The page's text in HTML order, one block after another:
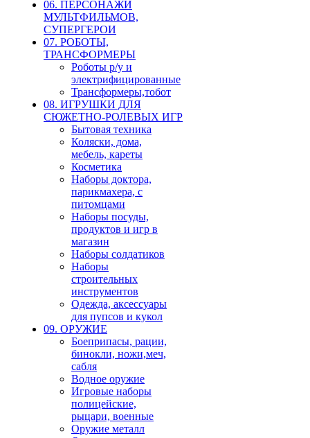
06. ПЕРСОНАЖИ
МУЛЬТФИЛЬМОВ,
СУПЕРГЕРОИ
07. РОБОТЫ,
ТРАНСФОРМЕРЫ
Роботы р/у и
электрифицированные
Трансформеры,тобот
08. ИГРУШКИ ДЛЯ
СЮЖЕТНО-РОЛЕВЫХ ИГР
Бытовая техника
Коляски, дома,
мебель, кареты
Косметика
Наборы доктора,
парикмахера, с
питомцами
Наборы посуды,
продуктов и игр в
магазин
Наборы солдатиков
Наборы
строительных
инструментов
Одежда, аксессуары
для пупсов и кукол
09. ОРУЖИЕ
Боеприпасы, рации,
бинокли, ножи,меч,
сабля
Водное оружие
Игровые наборы
полицейские,
рыцари, военные
Оружие металл